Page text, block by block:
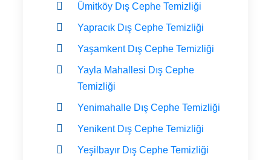
Ümitköy Dış Cephe Temizliği
Yapracık Dış Cephe Temizliği
Yaşamkent Dış Cephe Temizliği
Yayla Mahallesi Dış Cephe
Temizliği
Yenimahalle Dış Cephe Temizliği
Yenikent Dış Cephe Temizliği
Yeşilbayır Dış Cephe Temizliği